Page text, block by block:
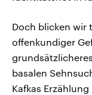
Doch blicken wir
offenkundiger
basalen
Kafkas